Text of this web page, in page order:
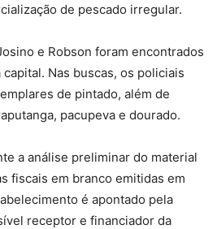
de pescado irregular.
e Robson foram encontrados
Nas buscas, os policiais
de pintado, além de
pacupeva e dourado.
a análise preliminar do material
fiscais em branco emitidas em
é apontado pela
receptor e financiador da